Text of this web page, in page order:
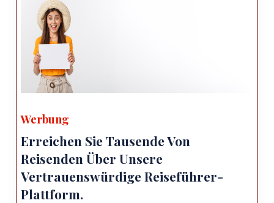
Werbung
Erreichen Sie Tausende Von
Reisenden Über Unsere
Vertrauenswürdige Reiseführer-
Plattform.